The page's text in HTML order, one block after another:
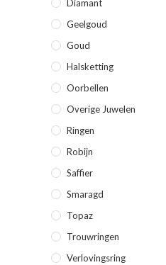
Diamant
Geelgoud
Goud
Halsketting
Oorbellen
Overige Juwelen
Ringen
Robijn
Saffier
Smaragd
Topaz
Trouwringen
Verlovingsring